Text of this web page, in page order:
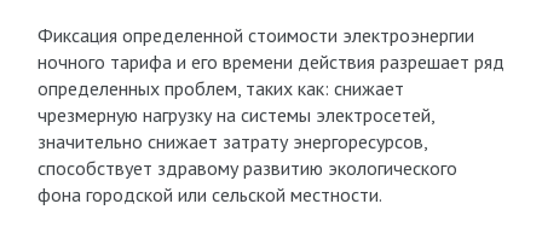
Фиксация определенной стоимости электроэнергии
ночного тарифа и его времени действия разрешает ряд
определенных проблем, таких как: снижает
чрезмерную нагрузку на системы электросетей,
значительно снижает затрату энергоресурсов,
способствует здравому развитию экологического
фона городской или сельской местности.